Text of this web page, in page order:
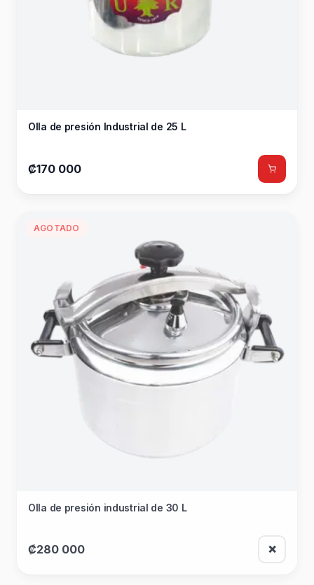
Olla de presión Industrial de 25 L
₡170 000
AGOTADO
Olla de presión industrial de 30 L
₡280 000 ❌